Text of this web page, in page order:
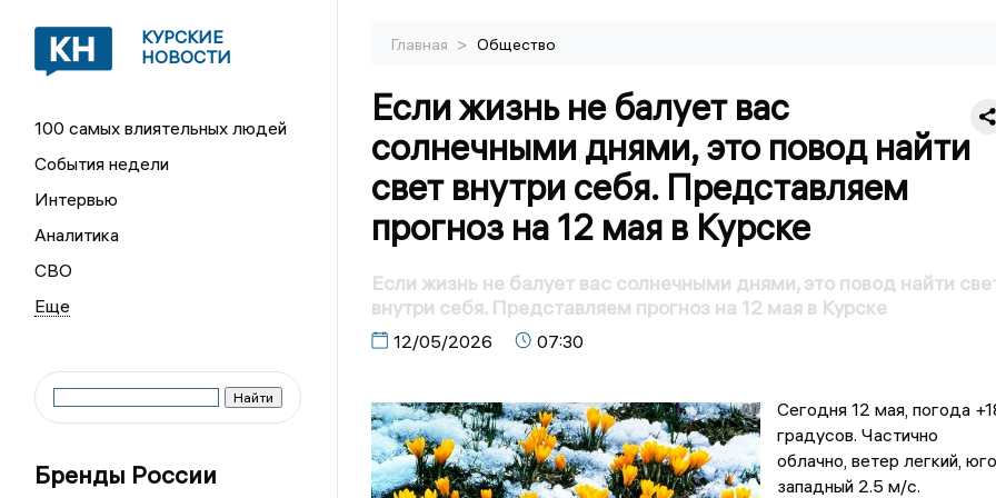
КУРСКИЕ
НОВОСТИ
100 самых влиятельных людей
События недели
Интервью
Аналитика
СВО
Бренды России
Главная > Общество
Если жизнь не балует вас
солнечными днями, это повод найти
свет внутри себя. Представляем
прогноз на 12 мая в Курске
Если жизнь не балует вас солнечными днями, это повод найти
внутри себя. Представляем прогноз на 12 мая в Курске
12/05/2026 07:30
Сегодня 12 мая, погода
градусов. Частично
облачно, ветер легкий,
западный 2.5 м/с.